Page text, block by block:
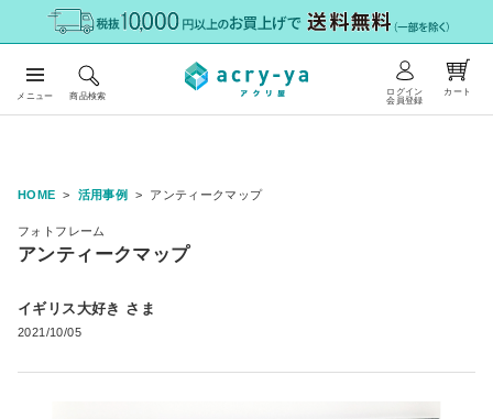
メニュー 商品検索
ログイン
会員登録
カート
HOME 活用事例 アンティークマップ
フォトフレーム
アンティークマップ
イギリス大好き さま
2021/10/05